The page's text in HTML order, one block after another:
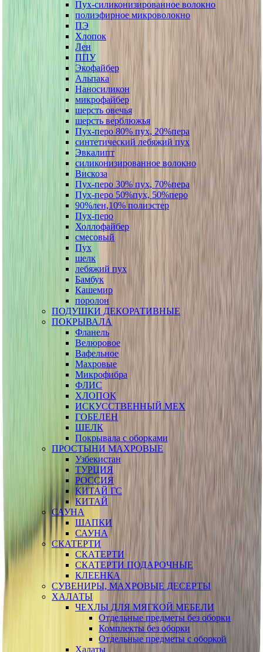
Пух-силиконизированное волокно
полиэфирное микроволокно
ПЭ
Хлопок
Лен
ППУ
Экофайбер
Альпака
Наносиликон
микрофайбер
шерсть овечья
шерсть верблюжья
Пух-перо 80% пух, 20%пера
синтетический лебяжий пух
Эвкалипт
силиконизированное волокно
Вискоза
Пух-перо 30% пух, 70%пера
Пух-перо 50%пух, 50%перо
90%лен,10% полиэстер
Пух-перо
Холлофайбер
смесовый
Пух
шелк
лебяжий пух
Бамбук
Кашемир
поролон
ПОДУШКИ ДЕКОРАТИВНЫЕ
ПОКРЫВАЛА
Фланель
Велюровое
Вафельное
Махровые
Микрофибра
ФЛИС
ХЛОПОК
ИСКУССТВЕННЫЙ МЕХ
ГОБЕЛЕН
ШЕЛК
Покрывала с оборками
ПРОСТЫНИ МАХРОВЫЕ
Узбекистан
ТУРЦИЯ
РОССИЯ
КИТАЙ ГС
КИТАЙ
САУНА
ШАПКИ
САУНА
СКАТЕРТИ
СКАТЕРТИ
СКАТЕРТИ ПОДАРОЧНЫЕ
КЛЕЕНКА
СУВЕНИРЫ, МАХРОВЫЕ ДЕСЕРТЫ
ХАЛАТЫ
ЧЕХЛЫ ДЛЯ МЯГКОЙ МЕБЕЛИ
Отдельные предметы без оборки
Комплекты без оборки
Отдельные предметы с оборкой
Халаты